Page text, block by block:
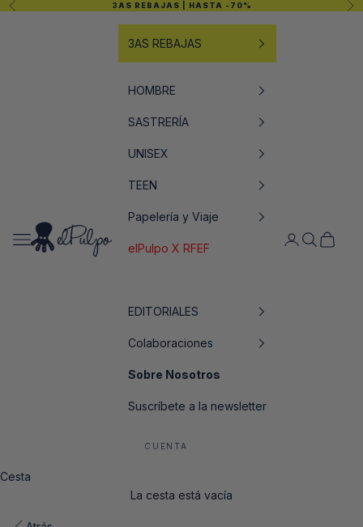
Ir al contenido
Anterior 3AS REBAJAS | HASTA -70%
elPulpo
Abrir menú de navegación Abrir página
AbrirAbrir
3AS REBAJAS
HOMBRE
SASTRERÍA
UNISEX
TEEN
Papelería y Viaje
elPulpo X RFEF
EDITORIALES
Colaboraciones
Sobre Nosotros
Suscríbete a la newsletter
CUENTA
Cesta
La cesta está vacía